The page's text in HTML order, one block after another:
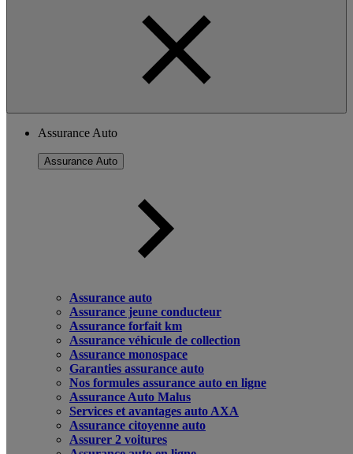
Assurance Auto
Assurance Auto
Assurance auto
Assurance jeune conducteur
Assurance forfait km
Assurance véhicule de collection
Assurance monospace
Garanties assurance auto
Nos formules assurance auto en ligne
Assurance Auto Malus
Services et avantages auto AXA
Assurance citoyenne auto
Assurer 2 voitures